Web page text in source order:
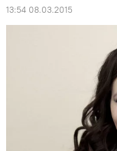
13:54 08.03.2015